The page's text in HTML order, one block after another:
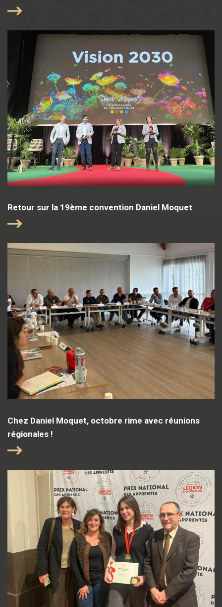
Retour sur la 19ème convention Daniel Moquet
Chez Daniel Moquet, octobre rime avec réunions
régionales !